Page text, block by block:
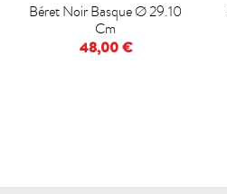
Béret Noir Basque Ø 29.10
Cm
48,00 €